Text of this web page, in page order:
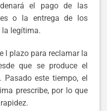
el pago de las
o la entrega de los
la legítima.
l plazo para reclamar la
que se produce el
Pasado este tiempo, el
prescribe, por lo que